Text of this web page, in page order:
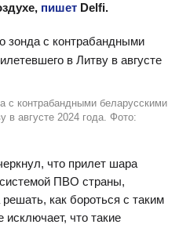
пишет Delfi.
с контрабандными беларусскими
в августе 2024 года. Фото:
что прилет шара
системой ПВО страны,
как бороться с таким
что такие